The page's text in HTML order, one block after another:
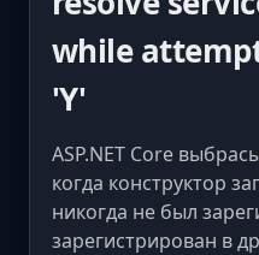
while
'Y'
ASP.NET Core
когда конструктор
никогда не был
зарегистрирован в